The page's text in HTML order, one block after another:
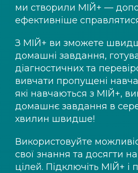
ми створили МІЙ+ —
ефективніше
З МІЙ+ ви зможете
домашні завдання,
діагностичних та
вивчати пропущені
які навчаються з МІЙ+,
домашнє завдання в
хвилин швидше!
Використовуйте
свої знання та досягти
цілей. Підключіть МІЙ+ і